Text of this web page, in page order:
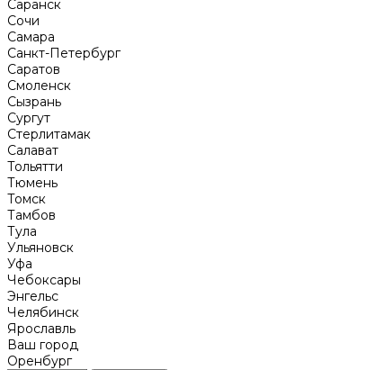
Саранск
Сочи
Самара
Санкт-Петербург
Саратов
Смоленск
Сызрань
Сургут
Стерлитамак
Салават
Тольятти
Тюмень
Томск
Тамбов
Тула
Ульяновск
Уфа
Чебоксары
Энгельс
Челябинск
Ярославль
Ваш город
Оренбург